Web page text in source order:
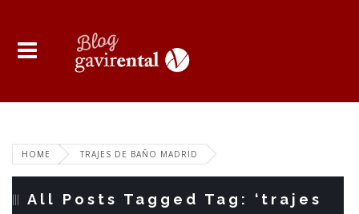
HOME TRAJES DE BAÑO MADRID
All Posts Tagged Tag: ‘trajes